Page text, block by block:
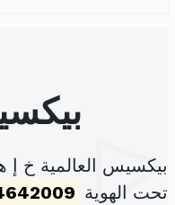
بيكسيس العالمية خ
تحت الهوية